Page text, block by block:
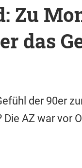
Zu
das
der 90er
AZ war vor